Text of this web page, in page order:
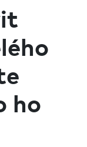
ho